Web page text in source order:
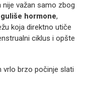
važan samo zbog
hormone,
koja direktno utiče
ciklus i opšte
vrlo brzo počinje slati